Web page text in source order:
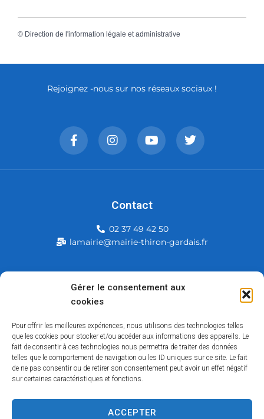
Gérer le consentement aux
cookies
Pour offrir les meilleures expériences, nous utilisons des technologies telles
que les cookies pour stocker et/ou accéder aux informations des appareils. Le
fait de consentir à ces technologies nous permettra de traiter des données
telles que le comportement de navigation ou les ID uniques sur ce site. Le fait
de ne pas consentir ou de retirer son consentement peut avoir un effet négatif
sur certaines caractéristiques et fonctions.
ACCEPTER
© Direction de l'information légale et administrative
Mairie de Thiron-Gardais
28480 Thiron-Gardais
Rejoignez -nous sur nos réseaux sociaux !
Contact
02 37 49 42 50
lamairie@mairie-thiron-gardais.fr